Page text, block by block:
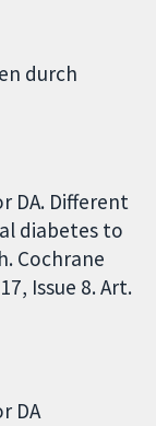
durch
DA. Different
diabetes to
Cochrane
Issue 8. Art.
DA